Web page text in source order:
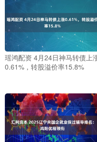
瑶鸿配资 4月24日神马转债上
0.61%，转股溢价率15.8%